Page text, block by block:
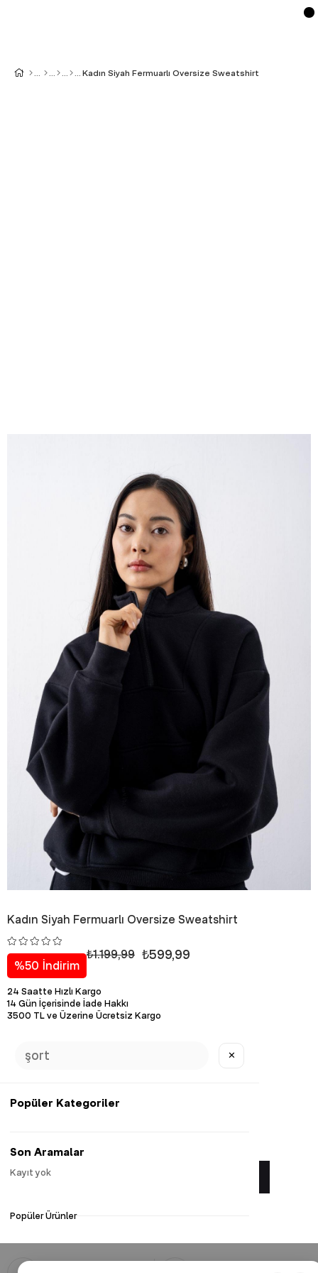
Kadın Siyah Fermuarlı Oversize Sweatshirt
Kadın Siyah Fermuarlı Oversize Sweatshirt
%50 İndirim
₺1.199,99 ₺599,99
24 Saatte Hızlı Kargo
14 Gün İçerisinde İade Hakkı
3500 TL ve Üzerine Ücretsiz Kargo
Yorum Yaz
Güvenli Alışveriş Hızlı Kargo
✕
Popüler Kategoriler
Son Aramalar
Kayıt yok
Popüler Ürünler